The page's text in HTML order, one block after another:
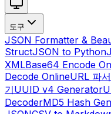
도구
JSON Formatter &
StructJSON to Python
XMLBase64 Encode
Decode OnlineURL 파서
기UUID v4 Generator
DecoderMD5 Hash